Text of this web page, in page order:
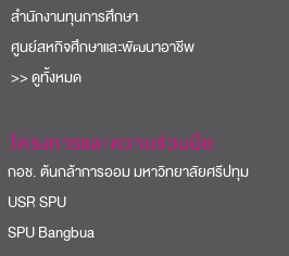
สำนักงานทุนการศึกษา
ศูนย์สหกิจศึกษาและพัฒนาอาชีพ
>> ดูทั้งหมด
โครงการและความร่วมมือ
ช. ต้นกล้าการออม มหาวิทยาลัยศรีปทุม
SPU
Bangbua